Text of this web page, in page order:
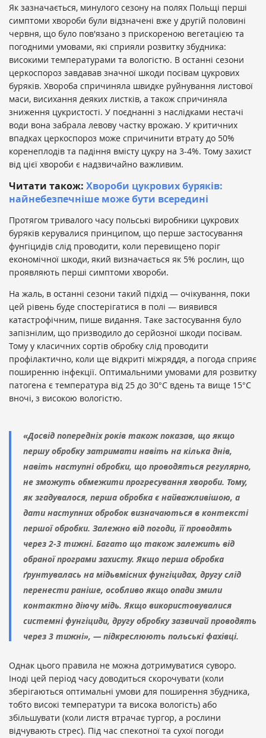
Як зазначається, минулого сезону на полях Польщі перші
симптоми хвороби були відзначені вже у другій половині
червня, що було пов'язано з прискореною вегетацією та
погодними умовами, які сприяли розвитку збудника:
високими температурами та вологістю. В останні сезони
церкоспороз завдавав значної шкоди посівам цукрових
буряків. Хвороба спричиняла швидке руйнування листової
маси, висихання деяких листків, а також спричиняла
зниження цукристості. У поєднанні з наслідками нестачі
води вона забрала левову частку врожаю. У критичних
впадках церкоспороз може спричинити втрату до 50%
коренеплодів та падіння вмісту цукру на 3-4%. Тому захист
від цієї хвороби є надзвичайно важливим.
Читати також: Хвороби цукрових буряків:
найнебезпечніше може бути всередині
Протягом тривалого часу польські виробники цукрових
буряків керувалися принципом, що перше застосування
фунгіцидів слід проводити, коли перевищено поріг
економічної шкоди, який визначається як 5% рослин, що
проявляють перші симптоми хвороби.
На жаль, в останні сезони такий підхід — очікування, поки
цей рівень буде спостерігатися в полі — виявився
катастрофічним, пише видання. Таке застосування було
запізнілим, що призводило до серйозної шкоди посівам.
Тому у класичних сортів обробку слід проводити
профілактично, коли ще відкриті міжряддя, а погода сприяє
поширенню інфекції. Оптимальними умовами для розвитку
патогена є температура від 25 до 30°C вдень та вище 15°C
вночі, з високою вологістю.
«Досвід попередніх років також показав, що якщо
першу обробку затримати навіть на кілька днів,
навіть наступні обробки, що проводяться регулярно,
не зможуть обмежити прогресування хвороби. Тому,
як згадувалося, перша обробка є найважливішою, а
дати наступних обробок визначаються в контексті
першої обробки. Залежно від погоди, її проводять
через 2-3 тижні. Багато що також залежить від
обраної програми захисту. Якщо перша обробка
ґрунтувалась на мідьвмісних фунгіцидах, другу слід
перенести раніше, особливо якщо опади змили
контактно діючу мідь. Якщо використовувалися
системні фунгіциди, другу обробку зазвичай проводять
через 3 тижні», — підкреслюють польські фахівці.
Однак цього правила не можна дотримуватися суворо.
Іноді цей період часу доводиться скорочувати (коли
зберігаються оптимальні умови для поширення збудника,
тобто високі температури та висока вологість) або
збільшувати (коли листя втрачає тургор, а рослини
відчувають стрес). Під час спекотної та сухої погоди